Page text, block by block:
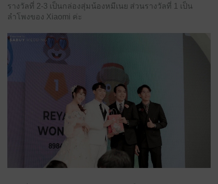
รางวัลที่ 2-3 เป็นกล่องสุ่มน้องหมีเนย ส่วนรางวัลที่ 1 เป็น
ลำโพงของ Xiaomi ค่ะ